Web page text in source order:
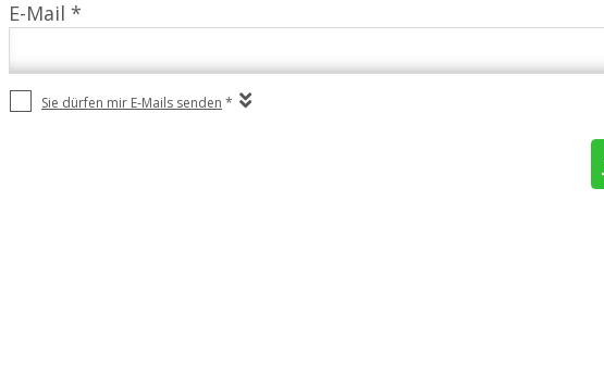
E-Mail *
Sie dürfen mir E-Mails senden *